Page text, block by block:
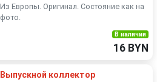
Из Европы. Оригинал. Состояние как на
фото.
В наличии
16 BYN
Выпускной коллектор